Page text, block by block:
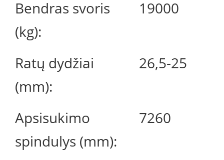
Bendras svoris
(kg):
19000
Ratų dydžiai
(mm):
26,5-25
Apsisukimo
spindulys (mm):
7260